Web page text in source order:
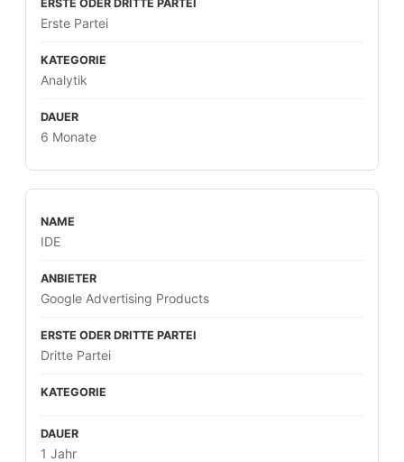
Erste Partei
Analytik
6 Monate
IDE
Google Advertising Products
Dritte Partei
1 Jahr